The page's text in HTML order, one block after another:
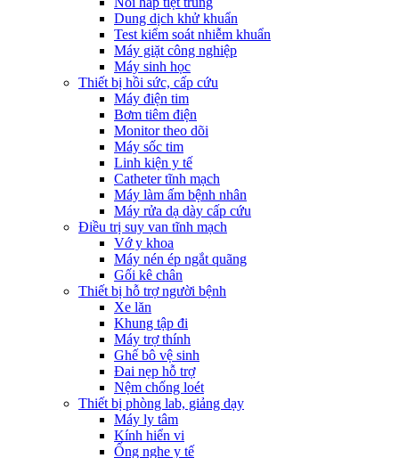
Dung dịch khử khuẩn
Test kiểm soát nhiễm khuẩn
Máy giặt công nghiệp
Máy sinh học
Thiết bị hồi sức, cấp cứu
Máy điện tim
Bơm tiêm điện
Monitor theo dõi
Máy sốc tim
Linh kiện y tế
Catheter tĩnh mạch
Máy làm ấm bệnh nhân
Máy rửa dạ dày cấp cứu
Điều trị suy van tĩnh mạch
Vớ y khoa
Máy nén ép ngắt quãng
Gối kê chân
Thiết bị hỗ trợ người bệnh
Xe lăn
Khung tập đi
Máy trợ thính
Ghế bô vệ sinh
Đai nẹp hỗ trợ
Nệm chống loét
Thiết bị phòng lab, giảng dạy
Máy ly tâm
Kính hiển vi
Ống nghe y tế